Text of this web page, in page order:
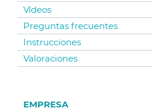
Vídeos
Preguntas frecuentes
Instrucciones
Valoraciones
EMPRESA